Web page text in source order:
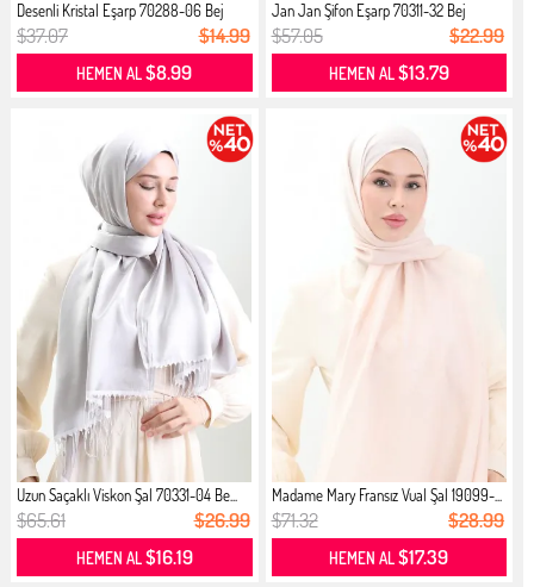
Desenli Kristal Eşarp 70288-06 Bej
$37.07 $14.99
HEMEN AL$8.99
Jan Jan Şifon Eşarp 70311-32 Bej
$57.05 $22.99
HEMEN AL$13.79
Uzun Saçaklı Viskon Şal 70331-04 Be...
$65.61 $26.99
HEMEN AL$16.19
Madame Mary Fransız Vual Şal 19099-...
$71.32 $28.99
HEMEN AL$17.39